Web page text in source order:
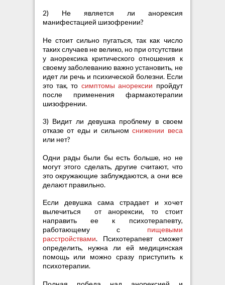
2) Не является ли анорексия
манифестацией шизофрении?
Не стоит сильно пугаться, так как число
таких случаев не велико, но при отсутствии
у анорексика критического отношения к
своему заболеванию важно установить, не
идет ли речь и психической болезни. Если
это так, то симптомы анорексии пройдут
после применения фармакотерапии
шизофрении.
3) Видит ли девушка проблему в своем
отказе от еды и сильном снижении веса
или нет?
Одни рады были бы есть больше, но не
могут этого сделать, другие считают, что
это окружающие заблуждаются, а они все
делают правильно.
Если девушка сама страдает и хочет
вылечиться
от анорексии, то стоит
направить ее к психотерапевту,
работающему с пищевыми
расстройствами. Психотерапевт сможет
определить, нужна ли ей медицинская
помощь или можно сразу приступить к
психотерапии.